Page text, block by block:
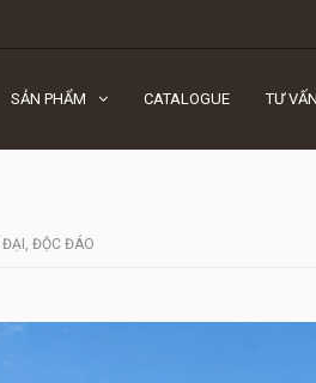
SẢN PHẨM CATALOGUE TƯ VẤN
ĐẠI, ĐỘC ĐÁO